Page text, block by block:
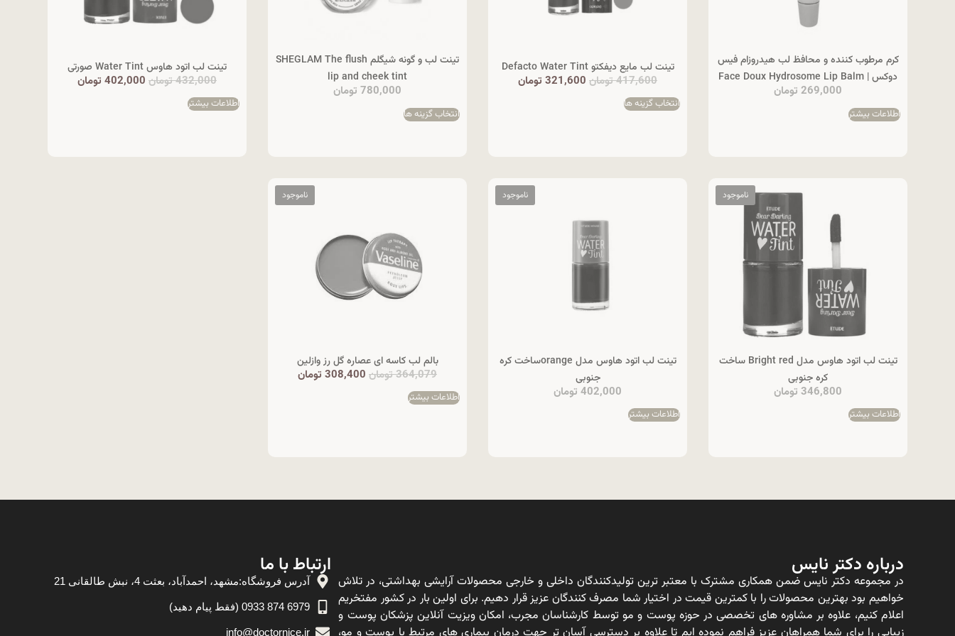
کرم مرطوب کننده و محافظ لب هیدروزام فیس
دوکس | Face Doux Hydrosome Lip Balm
269,000 تومان
اطلاعات بیشتر
تینت لب مایع دیفکتو Defacto Water Tint
417,600تومان 321,600 تومان
انتخاب گزینه ها
تینت لب و گونه شیگلم SHEGLAM The flush
lip and cheek tint
780,000 تومان
انتخاب گزینه ها
تینت لب اتود هاوس Water Tint صورتی
432,000تومان 402,000 تومان
اطلاعات بیشتر
تینت لب اتود هاوس مدل Bright red ساخت
کره جنوبی
346,800 تومان
اطلاعات بیشتر
تینت لب اتود هاوس مدل orangeساخت کره
جنوبی
402,000 تومان
اطلاعات بیشتر
بالم لب کاسه ای عصاره گل رز وازلین
364,079تومان 308,400 تومان
اطلاعات بیشتر
درباره دکتر نایس
در مجموعه دکتر نایس ضمن همکاری مشترک با معتبر ترین تولیدکنندگان داخلی و خارجی محصولات آرایشی بهداشتی، در تلاش
خواهیم بود بهترین محصولات را با کمترین قیمت در اختیار شما مصرف کنندگان عزیز قرار دهیم. برای اولین بار در کشور مفتخریم
اعلام کنیم، علاوه بر مشاوره های تخصصی در حوزه پوست و مو توسط کارشناسان مجرب، امکان ویزیت آنلاین پزشکان پوست و
ارتباط با ما
آدرس فروشگاه:مشهد، احمدآباد، بعثت 4، نبش طالقانی 21
6979 874 0933 (فقط پیام دهید)
info@doctornice.ir